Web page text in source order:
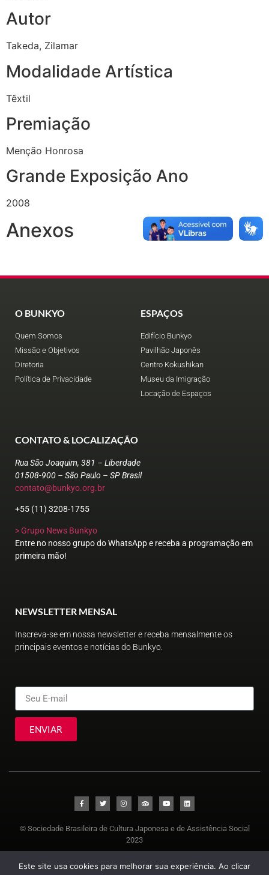
Autor
Takeda, Zilamar
Modalidade Artística
Têxtil
Premiação
Menção Honrosa
Grande Exposição Ano
2008
Anexos
O BUNKYO
Quem Somos
Missão e Objetivos
Diretoria
Política de Privacidade
ESPAÇOS
Edifício Bunkyo
Pavilhão Japonês
Centro Kokushikan
Museu da Imigração
Locação de Espaços
CONTATO & LOCALIZAÇÃO
Rua São Joaquim, 381 – Liberdade
01508-900 – São Paulo – SP Brasil
contato@bunkyo.org.br
+55 (11) 3208-1755
> Grupo News Bunkyo
Entre no nosso grupo do WhatsApp e receba a programação em
primeira mão!
NEWSLETTER MENSAL
Inscreva-se em nossa newsletter e receba mensalmente os
principais eventos e notícias do Bunkyo.
ENVIAR
© Sociedade Brasileira de Cultura Japonesa e de Assistência Social
2023
Este site usa cookies para melhorar sua experiência. Ao clicar